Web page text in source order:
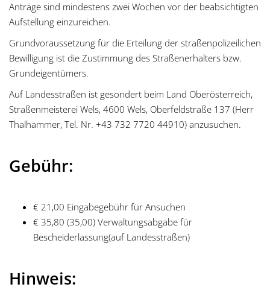
Anträge sind mindestens zwei Wochen vor der beabsichtigten
Aufstellung einzureichen.
Grundvoraussetzung für die Erteilung der straßenpolizeilichen
Bewilligung ist die Zustimmung des Straßenerhalters bzw.
Grundeigentümers.
Auf Landesstraßen ist gesondert beim Land Oberösterreich,
Straßenmeisterei Wels, 4600 Wels, Oberfeldstraße 137 (Herr
Thalhammer, Tel. Nr. +43 732 7720 44910) anzusuchen.
Gebühr:
€ 21,00 Eingabegebühr für Ansuchen
€ 35,80 (35,00) Verwaltungsabgabe für
Bescheiderlassung(auf Landesstraßen)
Hinweis: